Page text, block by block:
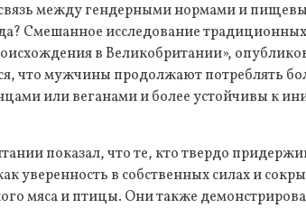
между гендерными нормами и
Смешанное исследование
в Великобритании»,
что мужчины продолжают потреблять
или веганами и более устойчивы к
показал, что те, кто твердо
уверенность в собственных силах и
мяса и птицы. Они также